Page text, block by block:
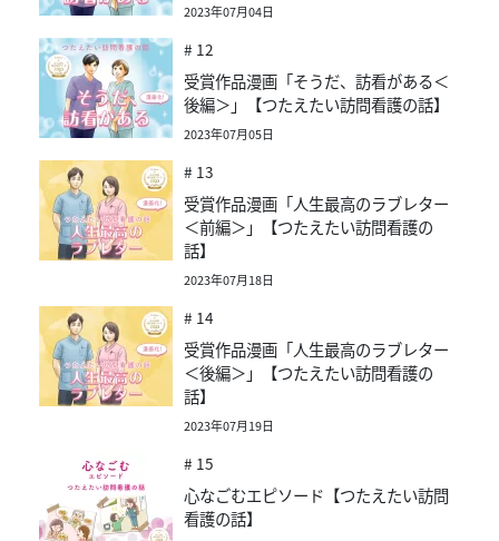
2023年07月04日
# 12
受賞作品漫画「そうだ、訪看がある＜
後編＞」【つたえたい訪問看護の話】
2023年07月05日
# 13
受賞作品漫画「人生最高のラブレター
＜前編＞」【つたえたい訪問看護の
話】
2023年07月18日
# 14
受賞作品漫画「人生最高のラブレター
＜後編＞」【つたえたい訪問看護の
話】
2023年07月19日
# 15
心なごむエピソード【つたえたい訪問
看護の話】